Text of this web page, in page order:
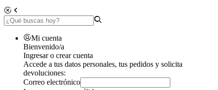
Mi cuenta
Bienvenido/a
Ingresar o crear cuenta
Accede a tus datos personales, tus pedidos y solicita
devoluciones:
Correo electrónico